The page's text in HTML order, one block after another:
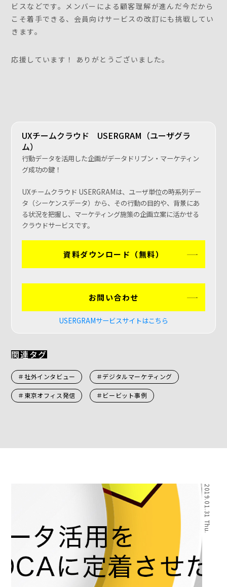
ビスなどです。メンバーによる顧客理解が進んだ今だから
こそ着手できる、会員向けサービスの改訂にも挑戦してい
きます。
応援しています！ ありがとうございました。
UXチームクラウド USERGRAM（ユーザグラ
ム）
行動データを活用した企画がデータドリブン・マーケティン
グ成功の鍵！
UXチームクラウド USERGRAMは、ユーザ単位の時系列デー
タ（シーケンスデータ）から、その行動の目的や、背景にあ
る状況を把握し、マーケティング施策の企画立案に活かせる
クラウドサービスです。
資料ダウンロード（無料）
お問い合わせ
USERGRAMサービスサイトはこちら
関連タグ
＃社外インタビュー ＃デジタルマーケティング
＃東京オフィス発信 ＃ビービット事例
2019.01.31 Thu.